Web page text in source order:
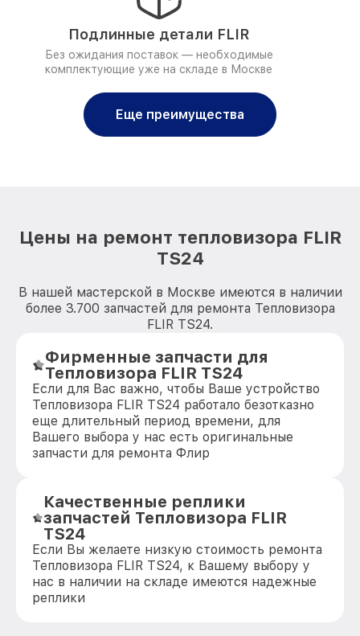
Подлинные детали FLIR
Без ожидания поставок — необходимые
комплектующие уже на складе в Москве
Еще преимущества
Цены на ремонт тепловизора FLIR
TS24
В нашей мастерской в Москве имеются в наличии
более 3.700 запчастей для ремонта Тепловизора
FLIR TS24.
Фирменные запчасти для
Тепловизора FLIR TS24
Если для Вас важно, чтобы Ваше устройство
Тепловизора FLIR TS24 работало безотказно
еще длительный период времени, для
Вашего выбора у нас есть оригинальные
запчасти для ремонта Флир
Качественные реплики
запчастей Тепловизора FLIR
TS24
Если Вы желаете низкую стоимость ремонта
Тепловизора FLIR TS24, к Вашему выбору у
нас в наличии на складе имеются надежные
реплики